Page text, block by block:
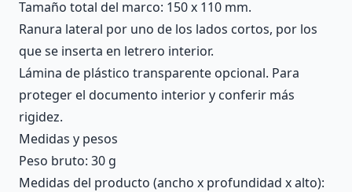
Tamaño total del marco: 150 x 110 mm.
Ranura lateral por uno de los lados cortos, por los
que se inserta en letrero interior.
Lámina de plástico transparente opcional. Para
proteger el documento interior y conferir más
rigidez.
Medidas y pesos
Peso bruto: 30 g
Medidas del producto (ancho x profundidad x alto):